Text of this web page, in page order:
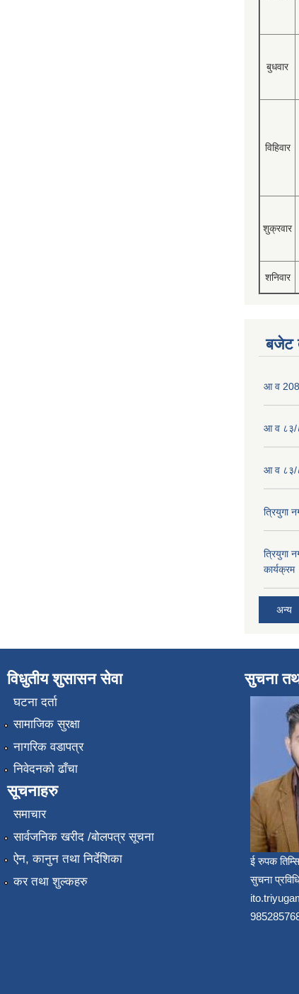
बुधवार
विहिवार
शुक्रवार
शनिवार
बजेट
आ व
आ व ८३/
आ व ८३/
त्रियुगा
त्रियुगा
कार्यक्रम
अन्य
विधुतीय शुसासन सेवा
घटना दर्ता
सामाजिक सुरक्षा
नागरिक वडापत्र
निवेदनको ढाँचा
सूचनाहरु
समाचार
सार्वजनिक खरीद /बोलपत्र सूचना
ऐन, कानुन तथा निर्देशिका
कर तथा शुल्कहरु
सुचना
ई रुपक
सुचना